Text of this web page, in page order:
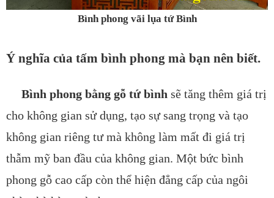
Bình phong vãi lụa tứ Bình
Ý nghĩa của tấm bình phong mà bạn nên biết.
Bình phong bằng gỗ tứ bình sẽ tăng thêm giá trị
cho không gian sử dụng, tạo sự sang trọng và tạo
không gian riêng tư mà không làm mất đi giá trị
thẫm mỹ ban đầu của không gian. Một bức bình
phong gỗ cao cấp còn thể hiện đẳng cấp của ngôi